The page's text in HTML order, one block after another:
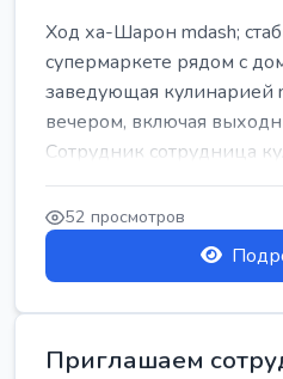
Ход ха-Шарон mdash;
супермаркете рядом с
заведующая кулинарией
вечером, включая
Сотрудник сотрудница
52 просмотров
Приглашаем